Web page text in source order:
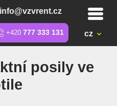
info@vzvrent.cz
+420 777 333 131 cz
posily ve